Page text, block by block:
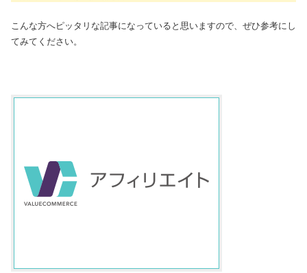
こんな方へピッタリな記事になっていると思いますので、ぜひ参考にし
てみてください。